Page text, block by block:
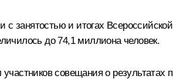
занятостью и итогах
до 74,1 миллиона человек.
совещания о